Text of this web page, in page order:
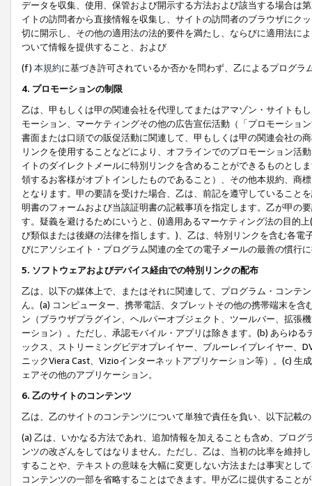
データを収集、使用、保管および開示する方法および該当する場合は
イトの訪問者から直接情報を収集し、サイトの訪問者のブラウザにク
切に開示し、その他の適用法の法的要件を満たし、ならびに適用法に
ついて情報を提供すること、および
(f) 本規約に基づき許可されているか否かを問わず、乙によるプログ
4. プロモーションの制限
乙は、甲もしくは甲の関連会社を代理してまたはアマゾン・サイトも
モーション、マーケティングその他の広告宣伝活動（「プロモーショ
書面または口頭での販促活動に関連して、甲もしくは甲の関連会社の
リンクを使用することなどにより、オフラインでのプロモーション活
イトのダイレクトメールに特別リンクを含めることができるものとし
領するお客様がオプトインしたものであること）、その他本規約、商
となります。甲の要請を受けた場合、乙は、前記を遵守していること
明書のフォームおよび当該証明書の記載事項を指定します。乙が甲の
す。疑義を避けるためにいうと、(i)適用あるマーケティング法の目的
び類似または後継の法律を指します。)、乙は、特別リンクを含む各
びにアソシエイト・プログラム関連の全ての電子メールの最善の慣行
5. ソフトウェアおよびデバイス経由での特別リンクの配布
乙は、以下の媒体上で、またはそれに関連して、プログラム・コンテ
ん。(a) コンピューター、携帯電話、タブレットその他の携帯端末を
ン（ブラウザプラグイン、ヘルパーオブジェクト、ツールバー、拡張
ーション）。ただし、承認モバイル・アプリは除きます。(b) あらゆ
ックス、ストリーミングビデオプレイヤー、ブルーレイプレイヤー、
ニックViera Cast、Vizioインターネットアプリケーション等）。(c)
ェアその他のアプリケーション。
6. 乙のサイトのコンテンツ
乙は、乙のサイトのコンテンツについて単独で責任を負い、以下記載
(a) 乙は、いかなる方法であれ、追加情報を加えることも含め、プロ
ンツの改ざんをしてはなりません。ただし、乙は、当初の比率を維持
することや、テキストの意味を大幅に変更しない方法または事実とし
コンテンツの一部を省略することはできます。甲が乙に提供すること